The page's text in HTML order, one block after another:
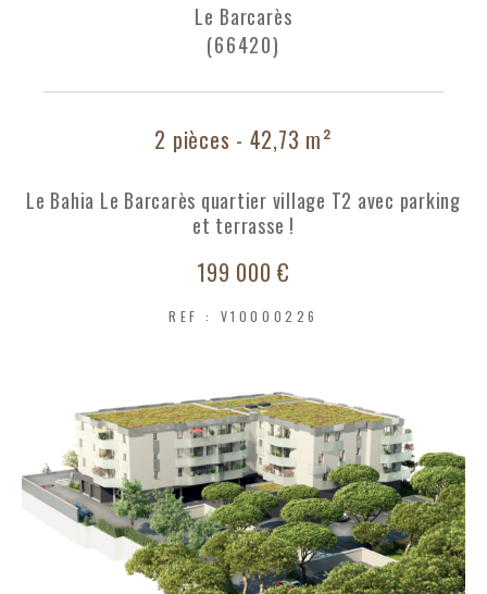
Le Barcarès
(66420)
2 pièces - 42,73 m²
Le Bahia Le Barcarès quartier village T2 avec parking
et terrasse !
199 000 €
REF : V10000226
AFFINER LES CRITÈRES
PARKING
FILTRER PAR
COUPS DE COEUR EXCLUSIVITÉS